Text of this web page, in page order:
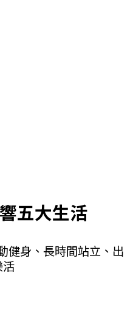
五大生活
健身、長時間站立、出